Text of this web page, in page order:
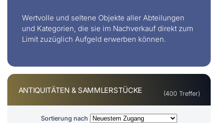
Wertvolle und seltene Objekte aller Abteilungen
und Kategorien, die sie im Nachverkauf direkt zum
Limit zuzüglich Aufgeld erwerben können.
ANTIQUITÄTEN & SAMMLERSTÜCKE (400 Treffer)
Sortierung nach